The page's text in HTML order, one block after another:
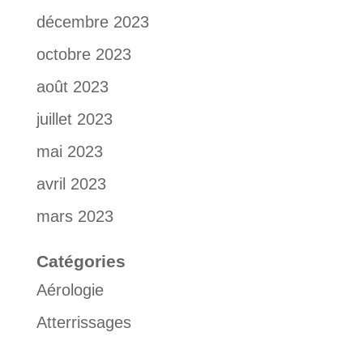
décembre 2023
octobre 2023
août 2023
juillet 2023
mai 2023
avril 2023
mars 2023
Catégories
Aérologie
Atterrissages